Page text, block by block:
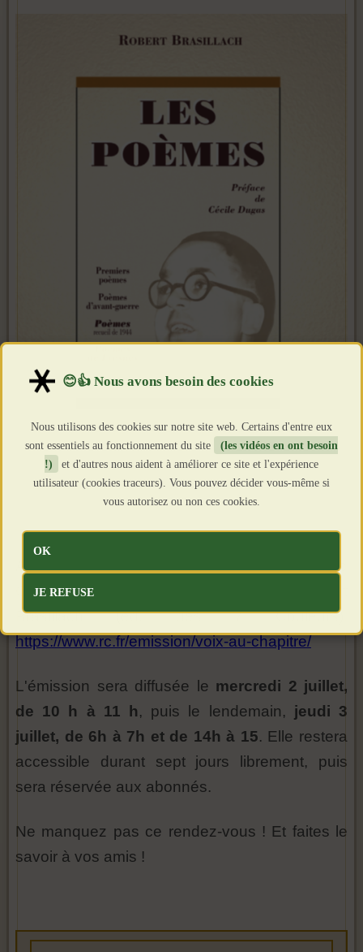
Anne Le Pape reçoit Alain Lanavère sur Radio
Coutoisie pour parler des Poèmes de Robert
Brasillach (éd. des 7 Couleurs).
https://www.rc.fr/emission/voix-au-chapitre/
L'émission sera diffusée le mercredi 2 juillet,
de 10 h à 11 h, puis le lendemain, jeudi 3
juillet, de 6h à 7h et de 14h à 15. Elle restera
accessible durant sept jours librement, puis
sera réservée aux abonnés.
Ne manquez pas ce rendez-vous ! Et faites le
savoir à vos amis !
Nous utilisons des cookies sur notre site web. Certains d'entre eux
sont essentiels au fonctionnement du site
(les vidéos en ont besoin
!)
et d'autres nous aident à améliorer ce site et l'expérience
utilisateur (cookies traceurs). Vous pouvez décider vous-même si
vous autorisez ou non ces cookies.
OK
JE REFUSE